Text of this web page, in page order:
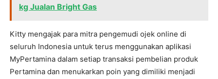
kg Jualan Bright Gas
Kitty mengajak para mitra pengemudi ojek online di
seluruh Indonesia untuk terus menggunakan aplikasi
MyPertamina dalam setiap transaksi pembelian produk
Pertamina dan menukarkan poin yang dimiliki menjadi